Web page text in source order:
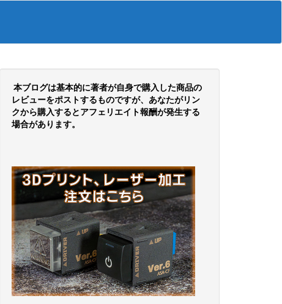
本ブログは基本的に著者が自身で購入した商品の
レビューをポストするものですが、あなたがリン
クから購入するとアフェリエイト報酬が発生する
場合があります。